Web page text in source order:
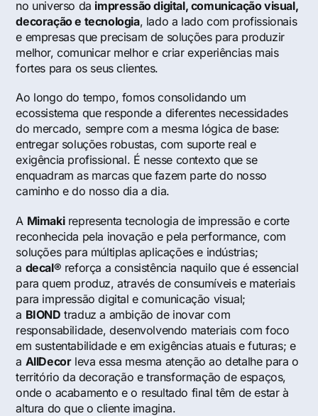
no universo da impressão digital, comunicação visual,
decoração e tecnologia, lado a lado com profissionais
e empresas que precisam de soluções para produzir
melhor, comunicar melhor e criar experiências mais
fortes para os seus clientes.
Ao longo do tempo, fomos consolidando um
ecossistema que responde a diferentes necessidades
do mercado, sempre com a mesma lógica de base:
entregar soluções robustas, com suporte real e
exigência profissional. É nesse contexto que se
enquadram as marcas que fazem parte do nosso
caminho e do nosso dia a dia.
A Mimakirepresenta tecnologia de impressão e corte
reconhecida pela inovação e pela performance, com
soluções para múltiplas aplicações e indústrias;
a decal® reforça a consistência naquilo que é essencial
para quem produz, através de consumíveis e materiais
para impressão digital e comunicação visual;
a BIOND traduz a ambição de inovar com
responsabilidade, desenvolvendo materiais com foco
em sustentabilidade e em exigências atuais e futuras; e
a AllDecorleva essa mesma atenção ao detalhe para o
território da decoração e transformação de espaços,
onde o acabamento e o resultado final têm de estar à
altura do que o cliente imagina.